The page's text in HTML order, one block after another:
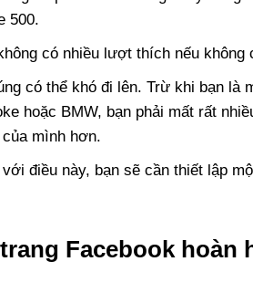
500.
có nhiều lượt thích nếu không
có thể khó đi lên. Trừ khi bạn là
hoặc BMW, bạn phải mất rất
mình hơn.
điều này, bạn sẽ cần thiết lập
Facebook hoàn